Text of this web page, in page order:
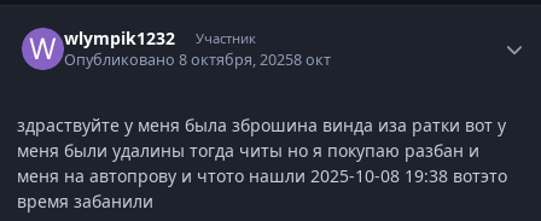
wlympik1232 Участник
Опубликовано8 октября, 20258 окт
здраствуйте у меня была зброшина винда иза ратки вот у
меня были удалины тогда читы но я покупаю разбан и
меня на автопрову и чтото нашли 2025-10-08 19:38 вотэто
время забанили